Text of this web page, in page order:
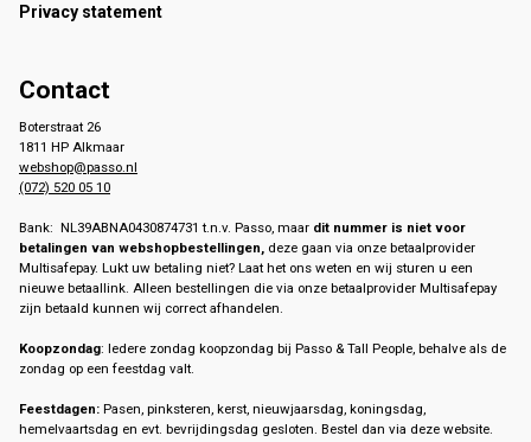
Privacy statement
Contact
Boterstraat 26
1811 HP Alkmaar
webshop@passo.nl
(072) 520 05 10
Bank: NL39ABNA0430874731 t.n.v. Passo, maar dit nummer is niet voor
betalingen van webshopbestellingen, deze gaan via onze betaalprovider
Multisafepay. Lukt uw betaling niet? Laat het ons weten en wij sturen u een
nieuwe betaallink. Alleen bestellingen die via onze betaalprovider Multisafepay
zijn betaald kunnen wij correct afhandelen.
Koopzondag: Iedere zondag koopzondag bij Passo & Tall People, behalve als de
zondag op een feestdag valt.
Feestdagen: Pasen, pinksteren, kerst, nieuwjaarsdag, koningsdag,
hemelvaartsdag en evt. bevrijdingsdag gesloten. Bestel dan via deze website.